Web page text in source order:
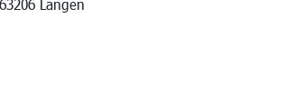
Langen